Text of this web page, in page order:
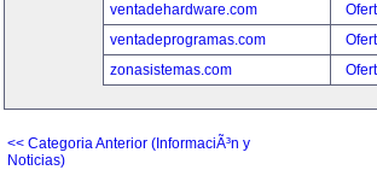
ventadehardware.com
ventadeprogramas.com
zonasistemas.com
<< Categoria Anterior (InformaciÃ³n y
Noticias)